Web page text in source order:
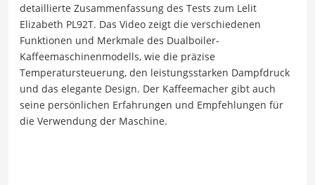
detaillierte Zusammenfassung des Tests zum Lelit
Elizabeth PL92T. Das Video zeigt die verschiedenen
Funktionen und Merkmale des Dualboiler-
Kaffeemaschinenmodells, wie die präzise
Temperatursteuerung, den leistungsstarken Dampfdruck
und das elegante Design. Der Kaffeemacher gibt auch
seine persönlichen Erfahrungen und Empfehlungen für
die Verwendung der Maschine.